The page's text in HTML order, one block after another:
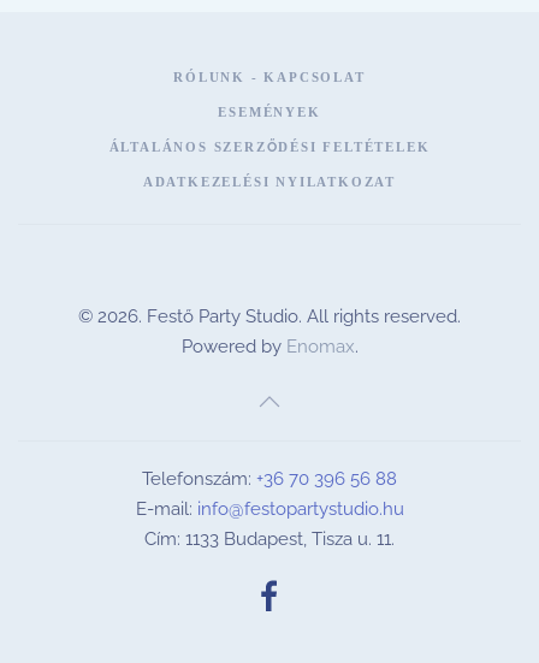
RÓLUNK - KAPCSOLAT
ESEMÉNYEK
ÁLTALÁNOS SZERZŐDÉSI FELTÉTELEK
ADATKEZELÉSI NYILATKOZAT
© 2026. Festő Party Studio. All rights reserved.
Powered by Enomax.
Telefonszám: +36 70 396 56 88
E-mail: info@festopartystudio.hu
Cím: 1133 Budapest, Tisza u. 11.